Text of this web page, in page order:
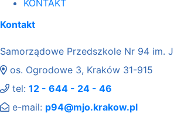
KONTAKT
Kontakt
Samorządowe Przedszkole Nr 94 im.
os. Ogrodowe 3, Kraków 31-915
tel: 12 - 644 - 24 - 46
e-mail: p94@mjo.krakow.pl